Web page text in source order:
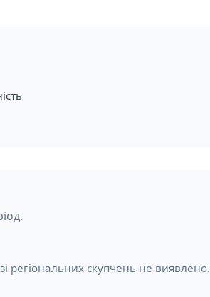
регіональних скупчень не виявлено.